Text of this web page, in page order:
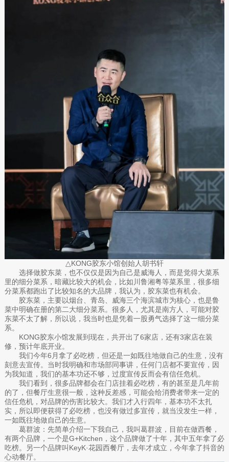
△KONG胶东小馆创始人胡书轩
选择做胶东菜，也不仅仅是因为自己是威海人，而是觉得大菜系
里的细分菜系，暗藏比较大的机会，比如川鲁湘粤等菜系里，很多细
分菜系都跑出了比较知名的大品牌，我认为，胶东菜也有机会。
胶东菜，主要以烟台、青岛、威海三个海滨城市为核心，也是鲁
菜中明确在册的第二大细分菜系。很多人，尤其是南方人，可能对胶
东菜不太了解，所以说，我当时也是凭着一股勇气选择了这一细分菜
系。
KONG胶东小馆发展到现在，共开出了6家店，还有3家店在装
修，预计年底开业。
我们今年6月拿了必吃榜，但还是一如既往地做自己的生意，没有
刻意去宣传。当时我明确和市场部同事讲，任何门店都不要宣传，因
为我知道，我们的基本功还不够，过度宣传反而会有信任危机。
我们看到，很多品牌都会在门店挂着必吃榜，有的甚至是几年前
的了，但餐厅生意很一般，这种反差感，可能会给消费者带来一定的
信任危机，对品牌的伤害比较大。我们才入行四年，基本功不太扎
实，所以即便获得了必吃榜，也没有做过多宣传，就当没发生一样，
一如既往地做自己的生意。
葛群波：先简单介绍一下我自己，我叫葛群波，目前在做西餐，
有两个品牌，一个是G+Kitchen，这个品牌做了十年，其中五年拿了必
吃榜。另一个品牌叫KeyK·花园西餐厅，去年才成立，今年拿了抖音的
心动餐厅。